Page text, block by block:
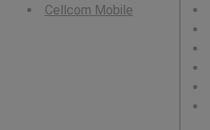
Cellcom Mobile